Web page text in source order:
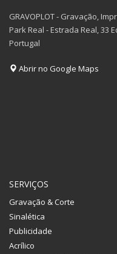
GRAVOPLOT - Gravação,
Park Real - Estrada Real, 33
Portugal
Abrir no Google Maps
SERVIÇOS
Gravação & Corte
Sinalética
Publicidade
Acrílico